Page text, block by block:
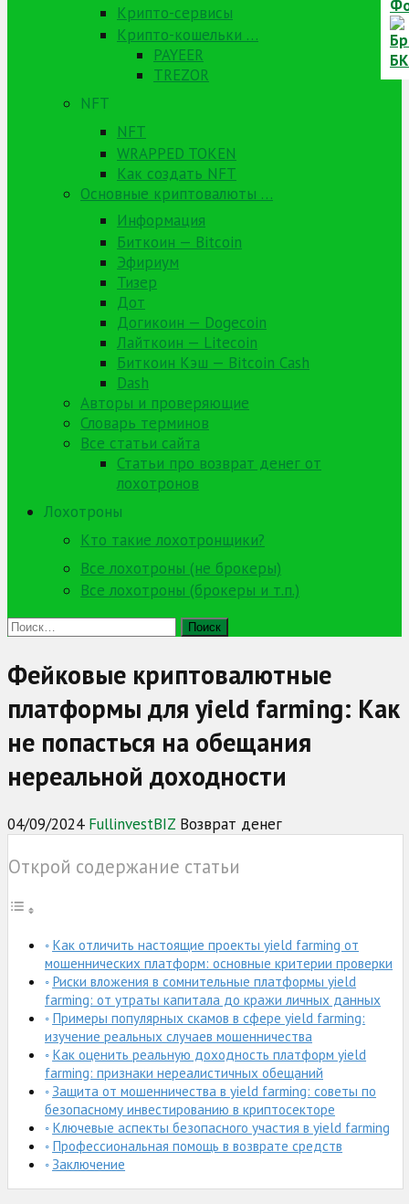
Крипто-сервисы
Крипто-кошельки …
PAYEER
TREZOR
NFT
NFT
WRAPPED TOKEN
Как создать NFT
Основные криптовалюты …
Информация
Биткоин — Bitcoin
Эфириум
Тизер
Дот
Догикоин — Dogecoin
Лайткоин — Litecoin
Биткоин Кэш — Bitcoin Cash
Dash
Авторы и проверяющие
Словарь терминов
Все статьи сайта
Статьи про возврат денег от
лохотронов
Лохотроны
Кто такие лохотронщики?
Все лохотроны (не брокеры)
Все лохотроны (брокеры и т.п.)
Найти:
Фейковые криптовалютные
платформы для yield farming: Как
не попасться на обещания
нереальной доходности
04/09/2024 FullinvestBIZ Возврат денег
Открой содержание статьи
Как отличить настоящие проекты yield farming от
мошеннических платформ: основные критерии проверки
Риски вложения в сомнительные платформы yield
farming: от утраты капитала до кражи личных данных
Примеры популярных скамов в сфере yield farming:
изучение реальных случаев мошенничества
Как оценить реальную доходность платформ yield
farming: признаки нереалистичных обещаний
Защита от мошенничества в yield farming: советы по
безопасному инвестированию в криптосекторе
Ключевые аспекты безопасного участия в yield farming
Профессиональная помощь в возврате средств
Заключение